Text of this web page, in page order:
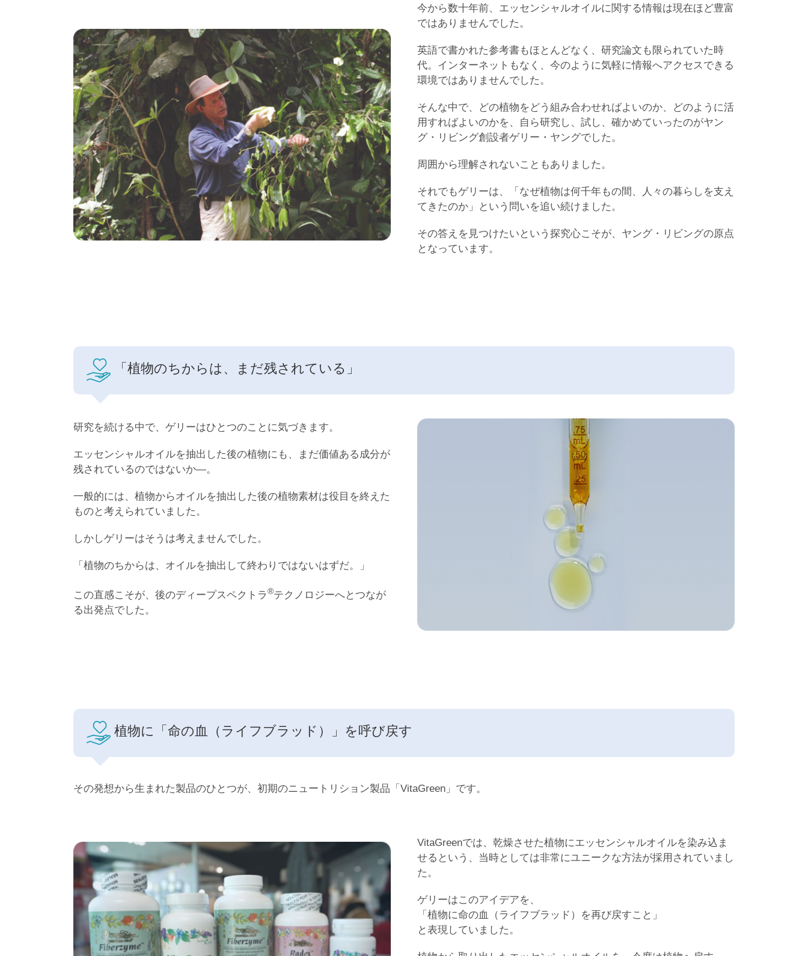
今から数十年前、エッセンシャルオイルに関する情報は現在ほど豊富
ではありませんでした。
英語で書かれた参考書もほとんどなく、研究論文も限られていた時
代。インターネットもなく、今のように気軽に情報へアクセスできる
環境ではありませんでした。
そんな中で、どの植物をどう組み合わせればよいのか、どのように活
用すればよいのかを、自ら研究し、試し、確かめていったのがヤン
グ・リビング創設者ゲリー・ヤングでした。
周囲から理解されないこともありました。
それでもゲリーは、「なぜ植物は何千年もの間、人々の暮らしを支え
てきたのか」という問いを追い続けました。
その答えを見つけたいという探究心こそが、ヤング・リビングの原点
となっています。
「植物のちからは、まだ残されている」
研究を続ける中で、ゲリーはひとつのことに気づきます。
エッセンシャルオイルを抽出した後の植物にも、まだ価値ある成分が
残されているのではないか―。
一般的には、植物からオイルを抽出した後の植物素材は役目を終えた
ものと考えられていました。
しかしゲリーはそうは考えませんでした。
「植物のちからは、オイルを抽出して終わりではないはずだ。」
この直感こそが、後のディープスペクトラ®テクノロジーへとつなが
る出発点でした。
植物に「命の血（ライフブラッド）」を呼び戻す
その発想から生まれた製品のひとつが、初期のニュートリション製品「VitaGreen」です。
VitaGreenでは、乾燥させた植物にエッセンシャルオイルを染み込ま
せるという、当時としては非常にユニークな方法が採用されていまし
た。
ゲリーはこのアイデアを、
「植物に命の血（ライフブラッド）を再び戻すこと」
と表現していました。